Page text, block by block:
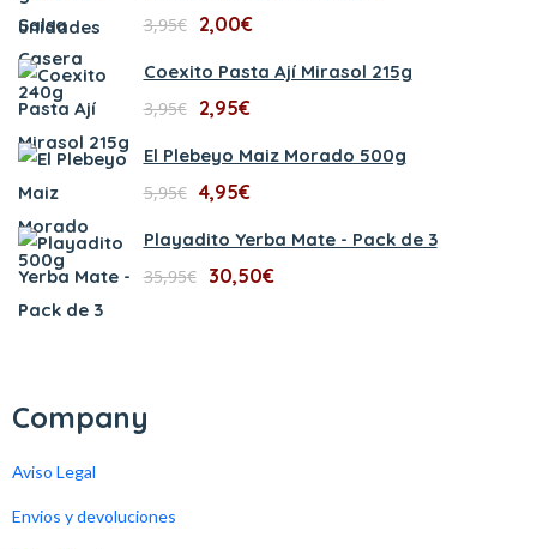
3,95€ 2,00€
Coexito Pasta Ají Mirasol 215g
3,95€ 2,95€
El Plebeyo Maiz Morado 500g
5,95€ 4,95€
Playadito Yerba Mate - Pack de 3
35,95€ 30,50€
Company
Aviso Legal
Envios y devoluciones